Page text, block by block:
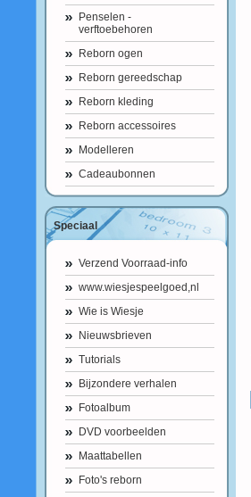
Penselen -
verftoebehoren
Reborn ogen
Reborn gereedschap
Reborn kleding
Reborn accessoires
Modelleren
Cadeaubonnen
Speciaal
Verzend Voorraad-info
www.wiesjespeelgoed,nl
Wie is Wiesje
Nieuwsbrieven
Tutorials
Bijzondere verhalen
Fotoalbum
DVD voorbeelden
Maattabellen
Foto's reborn